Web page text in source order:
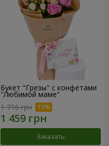
Букет "Грезы" с конфетами
"Любимой маме"
1 716 грн
Заказать